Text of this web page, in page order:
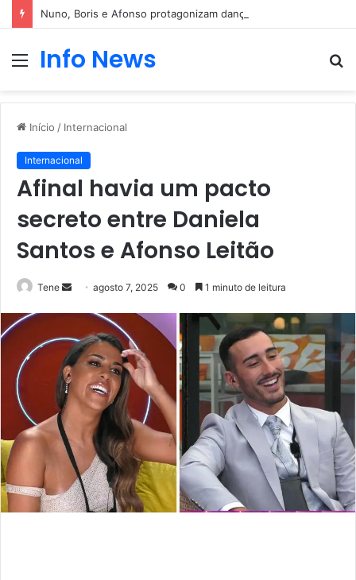
Nuno, Boris e Afonso protagonizam dança sensual
Menu
Info News
Início / Internacional
Internacional
Afinal havia um pacto
secreto entre Daniela
Santos e Afonso Leitão
Tene
Mande
mail
agosto 7, 2025 0 1 minuto de leitura